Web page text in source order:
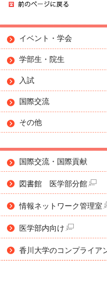
イベント・学会
学部生・院生
入試
国際交流
その他
国際交流・国際貢献
図書館 医学部分館
情報ネットワーク管理室
医学部内向け
香川大学のコンプライア